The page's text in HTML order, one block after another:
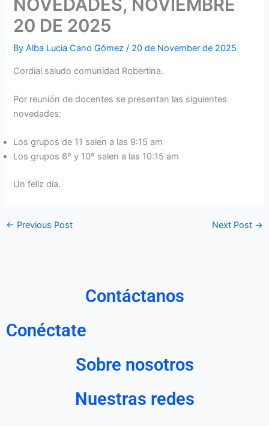
NOVEDADES, NOVIEMBRE
20 DE 2025
ByAlba Lucia Cano Gómez/ 20 de November de 2025
Cordial saludo comunidad Robertina.
Por reunión de docentes se presentan las siguientes
novedades:
Los grupos de 11 salen a las 9:15 am
Los grupos 6º y 10º salen a las 10:15 am
Un feliz día.
← Previous Post Next Post →
Contáctanos
Conéctate
Sobre nosotros
Nuestras redes